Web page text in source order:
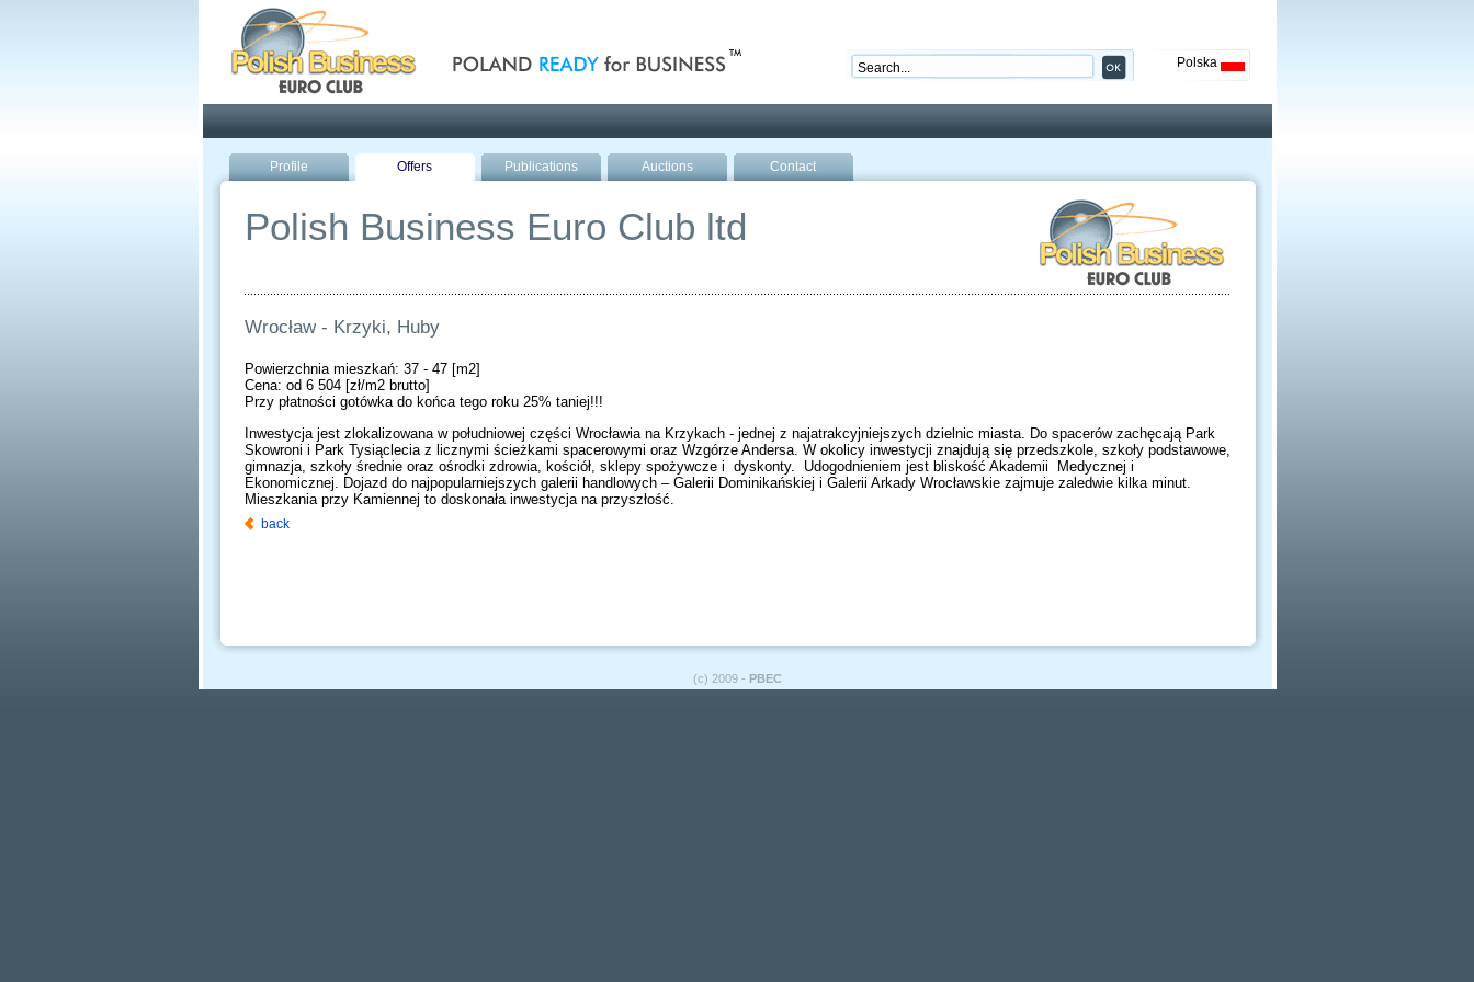
Polska
Profile Offers Publications Auctions Contact
Polish Business Euro Club ltd
Wrocław - Krzyki, Huby
Powierzchnia mieszkań: 37 - 47 [m2]
Cena: od 6 504 [zł/m2 brutto]
Przy płatności gotówka do końca tego roku 25% taniej!!!
Inwestycja jest zlokalizowana w południowej części Wrocławia na Krzykach - jednej z najatrakcyjniejszych dzielnic miasta. Do spacerów zachęcają Park
Skowroni i Park Tysiąclecia z licznymi ścieżkami spacerowymi oraz Wzgórze Andersa. W okolicy inwestycji znajdują się przedszkole, szkoły podstawowe,
gimnazja, szkoły średnie oraz ośrodki zdrowia, kościół, sklepy spożywcze i dyskonty. Udogodnieniem jest bliskość Akademii Medycznej i
Ekonomicznej. Dojazd do najpopularniejszych galerii handlowych – Galerii Dominikańskiej i Galerii Arkady Wrocławskie zajmuje zaledwie kilka minut.
Mieszkania przy Kamiennej to doskonała inwestycja na przyszłość.
back
(c) 2009 - PBEC